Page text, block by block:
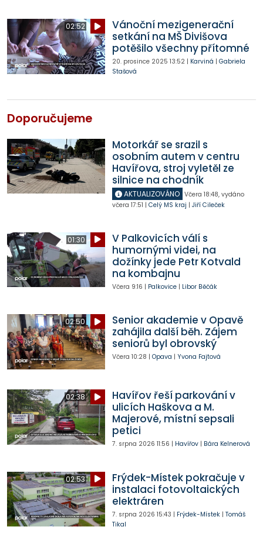
02:52
Vánoční mezigenerační
setkání na MŠ Divišova
potěšilo všechny přítomné
20. prosince 2025 13:52| Karviná | Gabriela
Stašová
Doporučujeme
Motorkář se srazil s
osobním autem v centru
Havířova, stroj vyletěl ze
silnice na chodník
AKTUALIZOVÁNO Včera 18:48, vydáno
včera 17:51 | Celý MS kraj | Jiří Cileček
01:30
V Palkovicích válí s
humornými videi, na
dožínky jede Petr Kotvald
na kombajnu
Včera 9:16 | Palkovice| Libor Běčák
02:50
Senior akademie v Opavě
zahájila další běh. Zájem
seniorů byl obrovský
Včera 10:28 | Opava | Yvona Fajtová
02:38
Havířov řeší parkování v
ulicích Haškova a M.
Majerové, místní sepsali
petici
7. srpna 2026 11:56 | Havířov| Bára Kelnerová
02:53
Frýdek-Místek pokračuje v
instalaci fotovoltaických
elektráren
7. srpna 2026 15:43 | Frýdek-Místek| Tomáš
Tikal